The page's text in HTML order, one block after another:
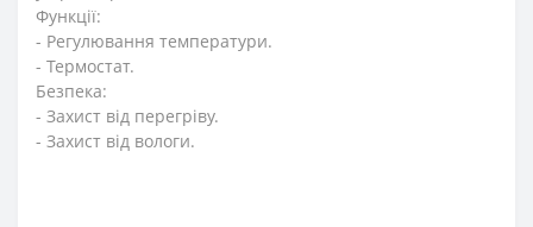
Функції:
- Регулювання температури.
- Термостат.
Безпека:
- Захист від перегріву.
- Захист від вологи.